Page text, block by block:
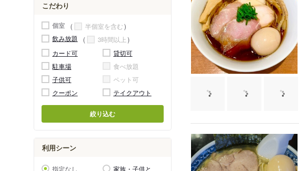
こだわり
個室
半個室を含む
飲み放題
3時間以上
カード可
貸切可
駐車場
食べ放題
子供可
ペット可
クーポン
テイクアウト
絞り込む
利用シーン
指定なし
家族・子供と